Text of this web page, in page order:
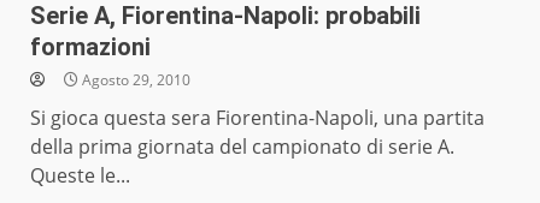
Serie A, Fiorentina-Napoli: probabili
formazioni
Agosto 29, 2010
Si gioca questa sera Fiorentina-Napoli, una partita
della prima giornata del campionato di serie A.
Queste le...